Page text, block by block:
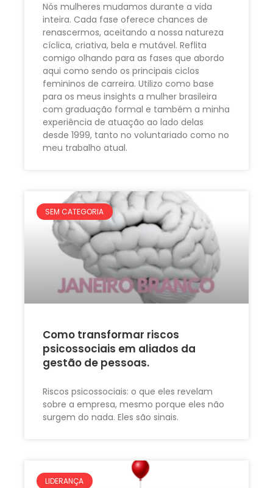
Nós mulheres mudamos durante a vida
inteira. Cada fase oferece chances de
renascermos, aceitando a nossa natureza
cíclica, criativa, bela e mutável. Reflita
comigo olhando para as fases que abordo
aqui como sendo os principais ciclos
femininos de carreira. Utilizo como base
para os meus insights a mulher brasileira
com graduação formal e também a minha
experiência de atuação ao lado delas
desde 1999, tanto no voluntariado como no
meu trabalho atual.
SEM CATEGORIA
Como transformar riscos
psicossociais em aliados da
gestão de pessoas.
Riscos psicossociais: o que eles revelam
sobre a empresa, mesmo porque eles não
surgem do nada. Eles são sinais.
LIDERANÇA